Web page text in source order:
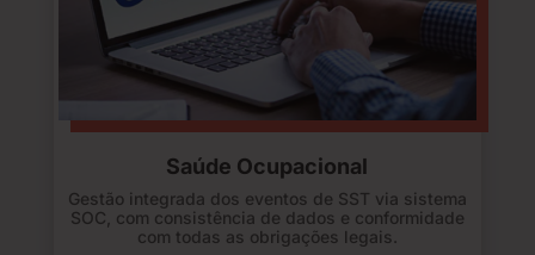
Saúde Ocupacional
Gestão integrada dos eventos de SST via sistema
SOC, com consistência de dados e conformidade
com todas as obrigações legais.